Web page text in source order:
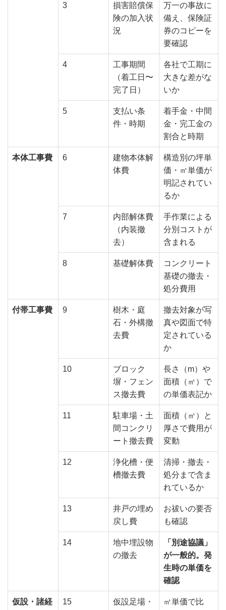
3
損害賠償保
険の加入状
況
万一の事故に
備え、保険証
券のコピーを
要確認
4
工事期間
（着工日〜
完了日）
各社で工期に
大きな差がな
いか
5
支払い条
件・時期
着手金・中間
金・完工金の
割合と時期
本体工事費 6
建物本体解
体費
構造別の坪単
価・㎡単価が
明記されてい
るか
7
内部解体費
（内装撤
去）
手作業による
分別コストが
含まれる
8 基礎解体費
コンクリート
基礎の撤去・
処分費用
付帯工事費 9
樹木・庭
石・外構撤
去費
撤去対象が写
真や図面で特
定されている
か
10
ブロック
塀・フェン
ス撤去費
長さ（m）や
面積（㎡）で
の単価表記か
11
駐車場・土
間コンクリ
ート撤去費
面積（㎡）と
厚さで費用が
変動
12
浄化槽・便
槽撤去費
清掃・撤去・
処分まで含ま
れているか
13
井戸の埋め
戻し費
お祓いの要否
も確認
14
地中埋設物
の撤去
「別途協議」
が一般的。発
生時の単価を
確認
仮設・諸経 15 仮設足場・ ㎡単価で比